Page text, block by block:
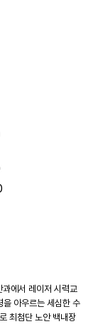
에서 레이저 시력교
을 아우르는 세심한 수
최첨단 노안 백내장